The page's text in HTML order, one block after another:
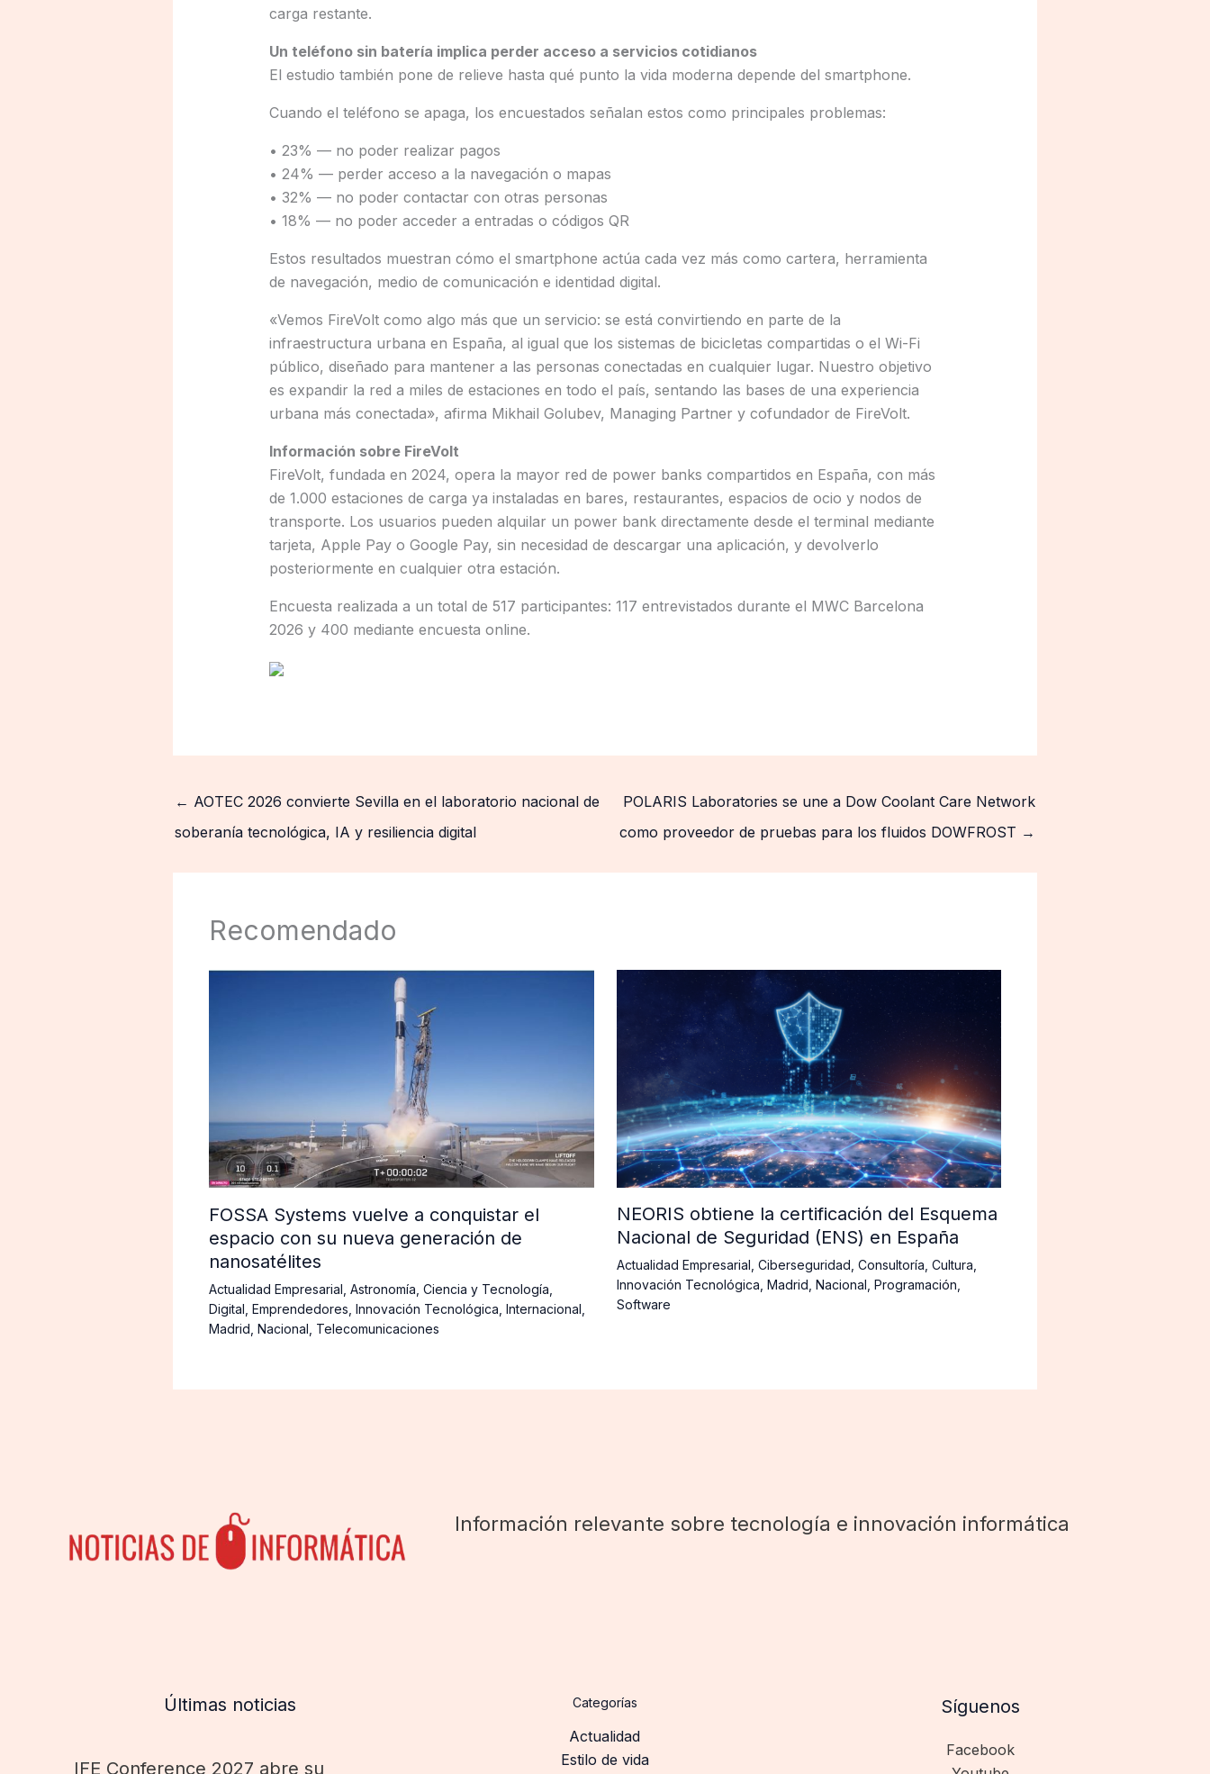
carga restante.
Un teléfono sin batería implica perder acceso a servicios cotidianos
El estudio también pone de relieve hasta qué punto la vida moderna depende del smartphone.
Cuando el teléfono se apaga, los encuestados señalan estos como principales problemas:
• 23% — no poder realizar pagos
• 24% — perder acceso a la navegación o mapas
• 32% — no poder contactar con otras personas
• 18% — no poder acceder a entradas o códigos QR
Estos resultados muestran cómo el smartphone actúa cada vez más como cartera, herramienta
de navegación, medio de comunicación e identidad digital.
«Vemos FireVolt como algo más que un servicio: se está convirtiendo en parte de la
infraestructura urbana en España, al igual que los sistemas de bicicletas compartidas o el Wi-Fi
público, diseñado para mantener a las personas conectadas en cualquier lugar. Nuestro objetivo
es expandir la red a miles de estaciones en todo el país, sentando las bases de una experiencia
urbana más conectada», afirma Mikhail Golubev, Managing Partner y cofundador de FireVolt.
Información sobre FireVolt
FireVolt, fundada en 2024, opera la mayor red de power banks compartidos en España, con más
de 1.000 estaciones de carga ya instaladas en bares, restaurantes, espacios de ocio y nodos de
transporte. Los usuarios pueden alquilar un power bank directamente desde el terminal mediante
tarjeta, Apple Pay o Google Pay, sin necesidad de descargar una aplicación, y devolverlo
posteriormente en cualquier otra estación.
Encuesta realizada a un total de 517 participantes: 117 entrevistados durante el MWC Barcelona
2026 y 400 mediante encuesta online.
← AOTEC 2026 convierte Sevilla en el laboratorio nacional de
soberanía tecnológica, IA y resiliencia digital
POLARIS Laboratories se une a Dow Coolant Care Network
como proveedor de pruebas para los fluidos DOWFROST →
Recomendado
FOSSA Systems vuelve a conquistar el
espacio con su nueva generación de
nanosatélites
Actualidad Empresarial Astronomía Ciencia y Tecnología
Digital Emprendedores Innovación Tecnológica Internacional
Madrid Nacional Telecomunicaciones
NEORIS obtiene la certificación del Esquema
Nacional de Seguridad (ENS) en España
Actualidad Empresarial Ciberseguridad Consultoría Cultura
Innovación Tecnológica Madrid Nacional Programación
Software
Información relevante sobre tecnología e innovación informática
Últimas noticias
IFE Conference 2027 abre su
Categorías
Actualidad
Estilo de vida
Síguenos
Facebook